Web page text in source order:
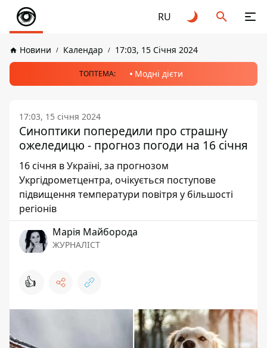
RU
Новини Календар 17:03, 15 Січня 2024
ТОПТЕМА: Модні дієти
17:03, 15 січня 2024
Синоптики попередили про страшну
ожеледицю - прогноз погоди на 16 січня
16 січня в Україні, за прогнозом
Укргідрометцентра, очікується поступове
підвищення температури повітря у більшості
регіонів
Марія Майборода
ЖУРНАЛІСТ
👍